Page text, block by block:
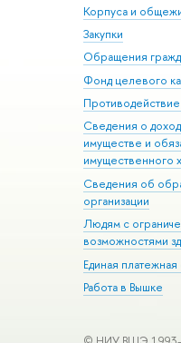
Корпуса и
Закупки
Обращения
Фонд целевого
Сведения о
имуществе и
имущественного
Сведения об
организации
Людям с
возможностями
Единая платежная
Работа в Вышке